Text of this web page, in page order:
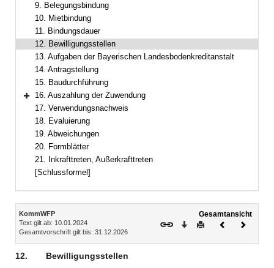
9. Belegungsbindung
10. Mietbindung
11. Bindungsdauer
12. Bewilligungsstellen
13. Aufgaben der Bayerischen Landesbodenkreditanstalt
14. Antragstellung
15. Baudurchführung
Bereich erweitern
16. Auszahlung der Zuwendung
17. Verwendungsnachweis
18. Evaluierung
19. Abweichungen
20. Formblätter
21. Inkrafttreten, Außerkrafttreten
[Schlussformel]
Inhalt
KommWFP
Text gilt ab: 10.01.2024
Gesamtvorschrift gilt bis: 31.12.2026
Gesamtansicht
Download
DruckenVorheriges
12. Bewilligungsstellen